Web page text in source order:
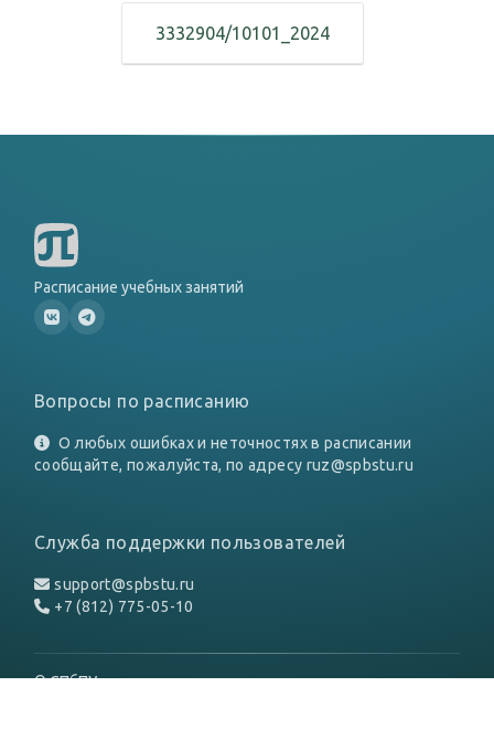
3332904/10101_2024
Расписание учебных занятий
Вопросы по расписанию
О любых ошибках и неточностях в расписании
сообщайте, пожалуйста, по адресу ruz@spbstu.ru
Служба поддержки пользователей
support@spbstu.ru
+7 (812) 775-05-10
© СПбПУ